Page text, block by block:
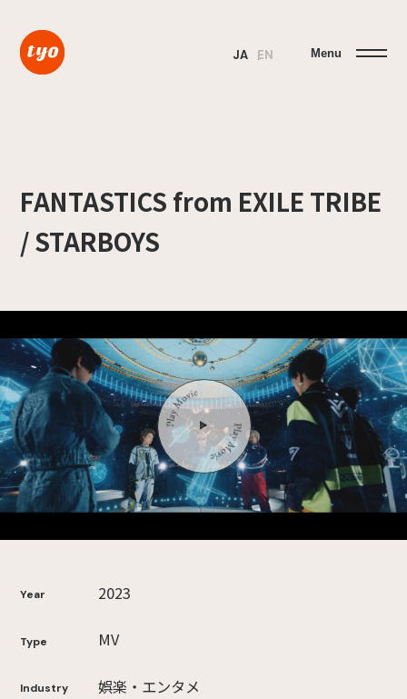
JA EN Menu
FANTASTICS from EXILE TRIBE
/ STARBOYS
Year 2023
Type MV
Industry 娯楽・エンタメ